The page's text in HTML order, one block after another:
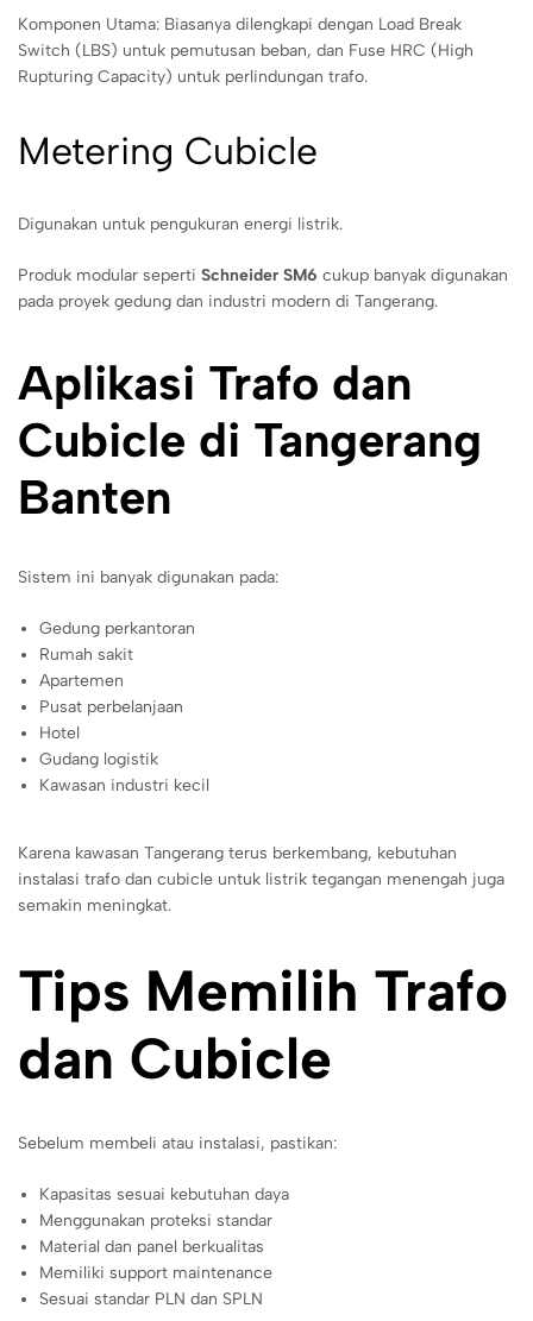
Komponen Utama: Biasanya dilengkapi dengan Load Break
Switch (LBS) untuk pemutusan beban, dan Fuse HRC (High
Rupturing Capacity) untuk perlindungan trafo.
Metering Cubicle
Digunakan untuk pengukuran energi listrik.
Produk modular seperti Schneider SM6 cukup banyak digunakan
pada proyek gedung dan industri modern di Tangerang.
Aplikasi Trafo dan
Cubicle di Tangerang
Banten
Sistem ini banyak digunakan pada:
Gedung perkantoran
Rumah sakit
Apartemen
Pusat perbelanjaan
Hotel
Gudang logistik
Kawasan industri kecil
Karena kawasan Tangerang terus berkembang, kebutuhan
instalasi trafo dan cubicle untuk listrik tegangan menengah juga
semakin meningkat.
Tips Memilih Trafo
dan Cubicle
Sebelum membeli atau instalasi, pastikan:
Kapasitas sesuai kebutuhan daya
Menggunakan proteksi standar
Material dan panel berkualitas
Memiliki support maintenance
Sesuai standar PLN dan SPLN